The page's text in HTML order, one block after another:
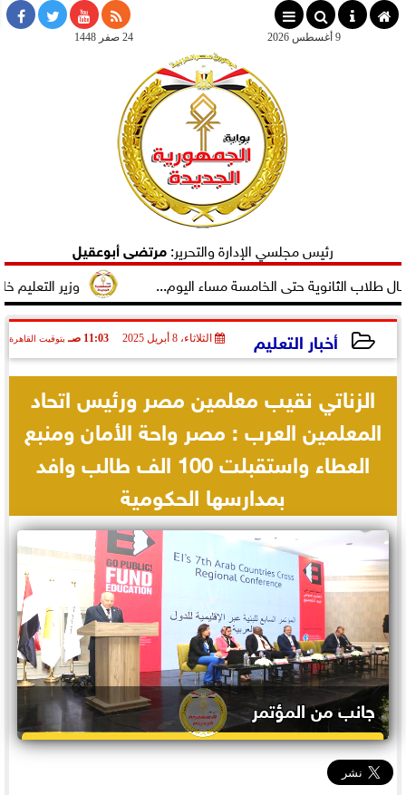
× 24 صفر 1448 9 أغسطس 2026
رئيس مجلسي الإدارة والتحرير:مرتضى أبوعقيل
وزير التعليم خلال زيارة حتى الخامسة مساء اليوم...
أخبار التعليم الثلاثاء، 8 أبريل 2025 11:03 صـ بتوقيت القاهرة
الزناتي نقيب معلمين مصر ورئيس اتحاد
المعلمين العرب : مصر واحة الأمان ومنبع
العطاء واستقبلت 100 الف طالب وافد
بمدارسها الحكومية
جانب من المؤتمر